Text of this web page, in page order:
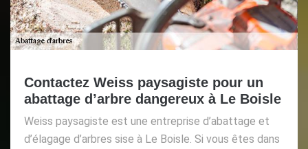
Contactez Weiss paysagiste pour un
abattage d’arbre dangereux à Le Boisle
Weiss paysagiste est une entreprise d’abattage et
d’élagage d’arbres sise à Le Boisle. Si vous êtes dans